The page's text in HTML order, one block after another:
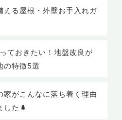
える屋根・外壁お手入れガ
ておきたい！地盤改良が
の特徴5選
家がこんなに落ち着く理由
した🌲